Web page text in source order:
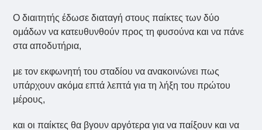
Ο διαιτητής έδωσε διαταγή στους παίκτες των δύο
ομάδων να κατευθυνθούν προς τη φυσούνα και να πάνε
στα αποδυτήρια,
με τον εκφωνητή του σταδίου να ανακοινώνει πως
υπάρχουν ακόμα επτά λεπτά για τη λήξη του πρώτου
μέρους,
και οι παίκτες θα βγουν αργότερα για να παίξουν και να